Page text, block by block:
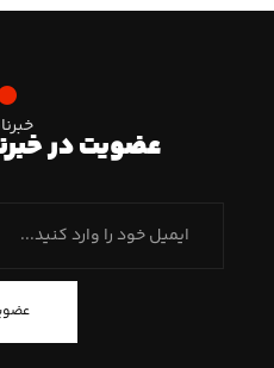
عضویت در